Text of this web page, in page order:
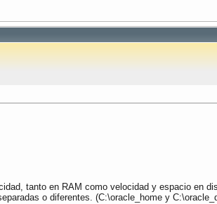
tanto en RAM como velocidad y espacio en
o diferentes. (C:\oracle_home y